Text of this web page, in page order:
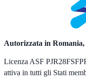
Autorizzata in
Licenza ASF
attiva in tutti gli Stati